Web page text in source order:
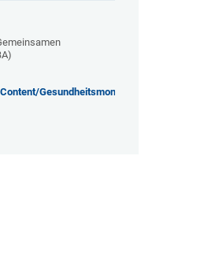
Gesundheitsmonitoring/Studien/